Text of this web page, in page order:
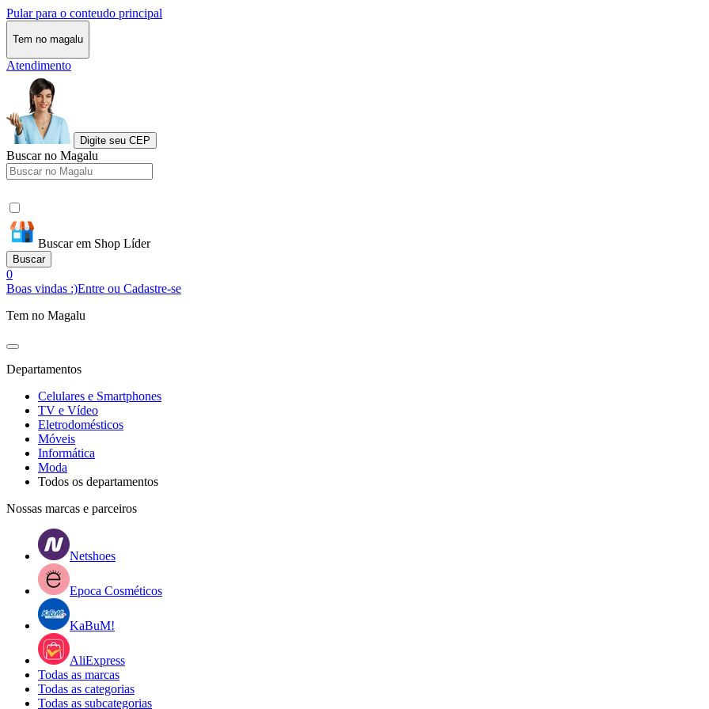
Pular para o conteudo principal
Tem no magalu
Atendimento
Digite seu CEP
Buscar no Magalu
Buscar em Shop Líder
Buscar
0
Boas vindas :)Entre ou Cadastre-se
Tem no Magalu
Departamentos
Celulares e Smartphones
TV e Vídeo
Eletrodomésticos
Móveis
Informática
Moda
Todos os departamentos
Nossas marcas e parceiros
Netshoes
Epoca Cosméticos
KaBuM!
AliExpress
Todas as marcas
Todas as categorias
Todas as subcategorias